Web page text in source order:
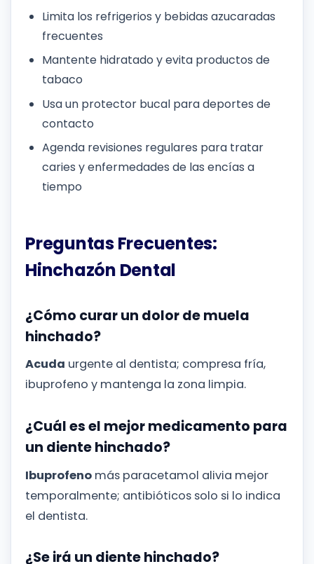
Limita los refrigerios y bebidas azucaradas
frecuentes
Mantente hidratado y evita productos de
tabaco
Usa un protector bucal para deportes de
contacto
Agenda revisiones regulares para tratar
caries y enfermedades de las encías a
tiempo
Preguntas Frecuentes:
Hinchazón Dental
¿Cómo curar un dolor de muela
hinchado?
Acuda urgente al dentista; compresa fría,
ibuprofeno y mantenga la zona limpia.
¿Cuál es el mejor medicamento para
un diente hinchado?
Ibuprofeno más paracetamol alivia mejor
temporalmente; antibióticos solo si lo indica
el dentista.
¿Se irá un diente hinchado?